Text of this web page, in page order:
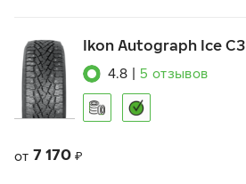
Ikon Autograph Ice C3
4.8 5 отзывов
от 7 170 ₽